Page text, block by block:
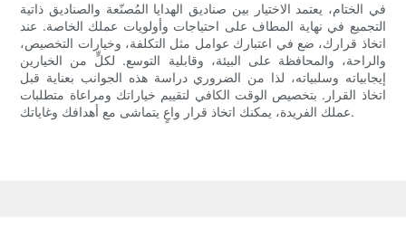
في الختام، يعتمد الاختيار بين صناديق الهدايا المُصنّعة والصناديق ذاتية
التجميع في نهاية المطاف على احتياجات وأولويات عملك الخاصة. عند
اتخاذ قرارك، ضع في اعتبارك عوامل مثل التكلفة، وخيارات التخصيص،
والراحة، والمحافظة على البيئة، وقابلية التوسع. لكلٍّ من الخيارين
إيجابياته وسلبياته، لذا من الضروري دراسة هذه الجوانب بعناية قبل
اتخاذ القرار. بتخصيص الوقت الكافي لتقييم خياراتك ومراعاة متطلبات
عملك الفريدة، يمكنك اتخاذ قرار واعٍ يتماشى مع أهدافك وغاياتك.